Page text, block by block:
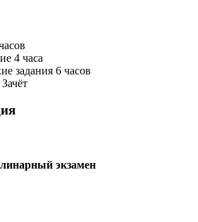
4 часа
задания 6 часов
Зачёт
экзамен